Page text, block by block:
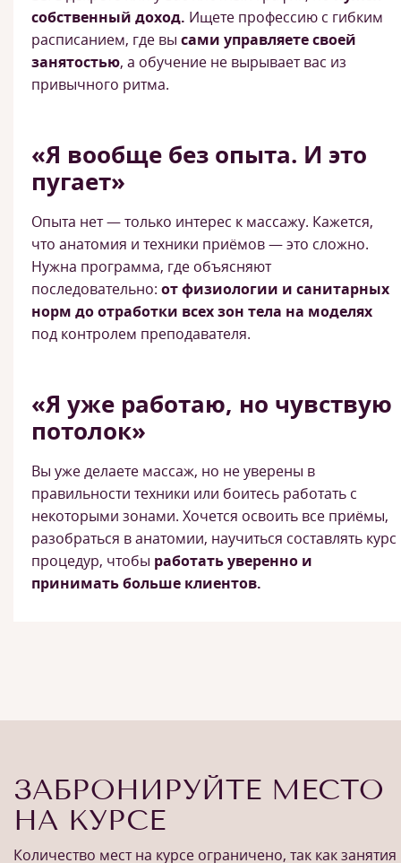
собственный доход. Ищете профессию с гибким
расписанием, где вы сами управляете своей
занятостью, а обучение не вырывает вас из
привычного ритма.
«Я вообще без опыта. И это
пугает»
Опыта нет — только интерес к массажу. Кажется,
что анатомия и техники приёмов — это сложно.
Нужна программа, где объясняют
последовательно: от физиологии и санитарных
норм до отработки всех зон тела на моделях
под контролем преподавателя.
«Я уже работаю, но чувствую
потолок»
Вы уже делаете массаж, но не уверены в
правильности техники или боитесь работать с
некоторыми зонами. Хочется освоить все приёмы,
разобраться в анатомии, научиться составлять курс
процедур, чтобы работать уверенно и
принимать больше клиентов.
ЗАБРОНИРУЙТЕ МЕСТО
НА КУРСЕ
Количество мест на курсе ограничено, так как занятия